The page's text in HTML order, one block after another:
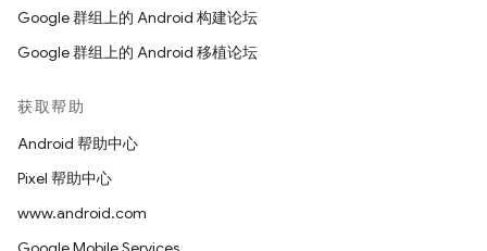
Google 群组上的 Android 构建论坛
Google 群组上的 Android 移植论坛
获取帮助
Android 帮助中心
Pixel 帮助中心
www.android.com